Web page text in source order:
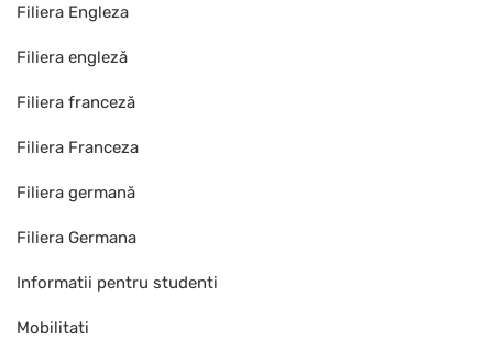
Filiera Engleza
Filiera engleză
Filiera franceză
Filiera Franceza
Filiera germană
Filiera Germana
Informatii pentru studenti
Mobilitati